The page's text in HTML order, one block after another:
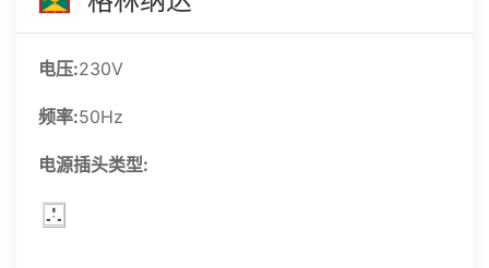
电压:230V
频率:50Hz
电源插头类型: